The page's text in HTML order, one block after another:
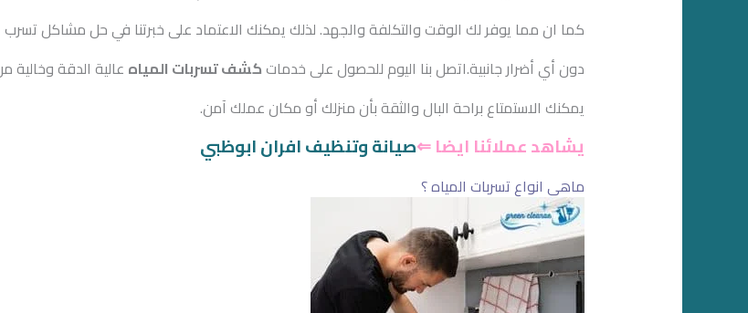
كما ان مما يوفر لك الوقت والتكلفة والجهد. لذلك يمكنك الاعتماد على خبرتنا في حل مشاكل
دون أي أضرار جانبية.اتصل بنا اليوم للحصول على خدماتكشف تسربات المياه عالية الدقة
يمكنك الاستمتاع براحة البال والثقة بأن منزلك أو مكان عملك آمن.
يشاهد عملائنا ايضا ⇐صيانة وتنظيف افران ابوظبي
ماهي انواع تسربات المياه ؟